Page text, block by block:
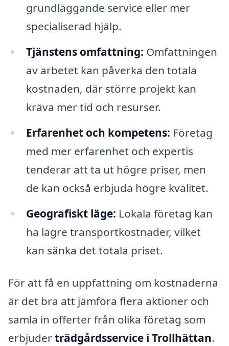
grundläggande service eller mer
specialiserad hjälp.
Tjänstens omfattning: Omfattningen
av arbetet kan påverka den totala
kostnaden, där större projekt kan
kräva mer tid och resurser.
Erfarenhet och kompetens: Företag
med mer erfarenhet och expertis
tenderar att ta ut högre priser, men
de kan också erbjuda högre kvalitet.
Geografiskt läge: Lokala företag kan
ha lägre transportkostnader, vilket
kan sänka det totala priset.
För att få en uppfattning om kostnaderna
är det bra att jämföra flera aktioner och
samla in offerter från olika företag som
erbjuderträdgårdsservice i Trollhättan.